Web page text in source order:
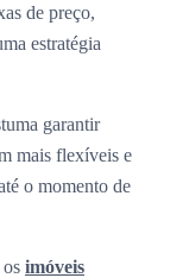
de preço,
estratégia
garantir
mais flexíveis e
o momento de
imóveis